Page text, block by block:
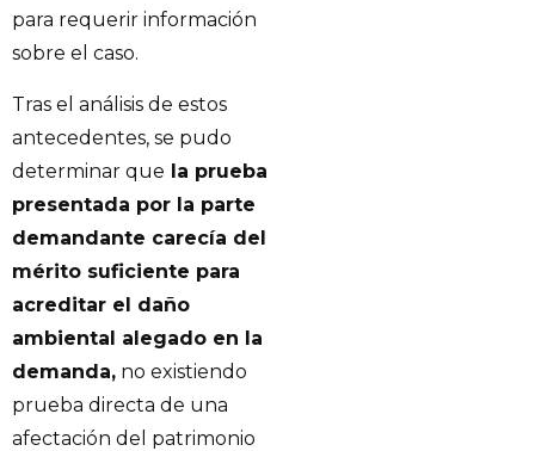
para requerir información
sobre el caso.
Tras el análisis de estos
antecedentes, se pudo
determinar que la prueba
presentada por la parte
demandante carecía del
mérito suficiente para
acreditar el daño
ambiental alegado en la
demanda, no existiendo
prueba directa de una
afectación del patrimonio